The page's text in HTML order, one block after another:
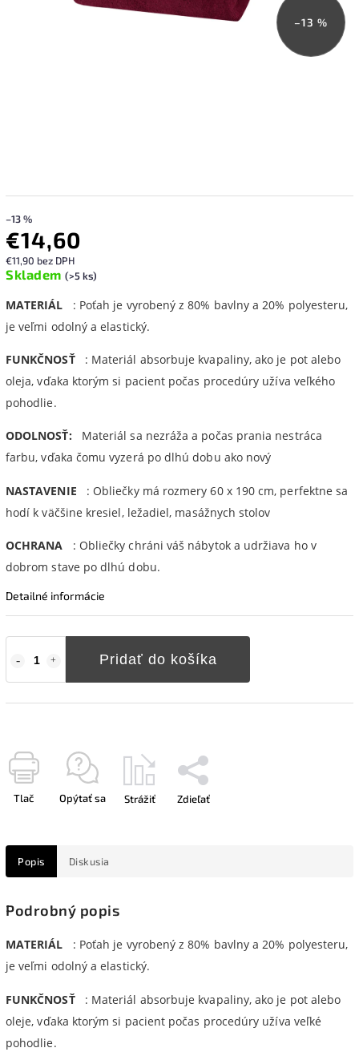
–13 %
–13 %
€14,60
€11,90 bez DPH
Skladem (>5 ks)
Pridať do košíka
MATERIÁL
: Poťah je vyrobený z 80% bavlny a 20% polyesteru,
je veľmi odolný a elastický.
FUNKČNOSŤ
: Materiál absorbuje kvapaliny, ako je pot alebo
oleja, vďaka ktorým si pacient počas procedúry užíva veľkého
pohodlie.
ODOLNOSŤ:
Materiál sa nezráža a počas prania nestráca
farbu, vďaka čomu vyzerá po dlhú dobu ako nový
NASTAVENIE
: Obliečky má rozmery 60 x 190 cm, perfektne sa
hodí k väčšine kresiel, ležadiel, masážnych stolov
OCHRANA
: Obliečky chráni váš nábytok a udržiava ho v
dobrom stave po dlhú dobu.
Detailné informácie
Tlač Opýtať sa Strážiť Zdieľať
Popis Diskusia
Podrobný popis
MATERIÁL
: Poťah je vyrobený z 80% bavlny a 20% polyesteru,
je veľmi odolný a elastický.
FUNKČNOSŤ
: Materiál absorbuje kvapaliny, ako je pot alebo
oleje, vďaka ktorým si pacient počas procedúry užíva veľké
pohodlie.